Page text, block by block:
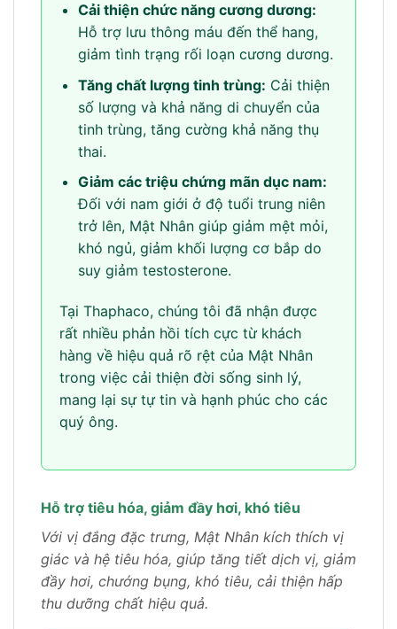
Cải thiện chức năng cương dương:
Hỗ trợ lưu thông máu đến thể hang,
giảm tình trạng rối loạn cương dương.
Tăng chất lượng tinh trùng: Cải thiện
số lượng và khả năng di chuyển của
tinh trùng, tăng cường khả năng thụ
thai.
Giảm các triệu chứng mãn dục nam:
Đối với nam giới ở độ tuổi trung niên
trở lên, Mật Nhân giúp giảm mệt mỏi,
khó ngủ, giảm khối lượng cơ bắp do
suy giảm testosterone.
Tại Thaphaco, chúng tôi đã nhận được
rất nhiều phản hồi tích cực từ khách
hàng về hiệu quả rõ rệt của Mật Nhân
trong việc cải thiện đời sống sinh lý,
mang lại sự tự tin và hạnh phúc cho các
quý ông.
Hỗ trợ tiêu hóa, giảm đầy hơi, khó tiêu
Với vị đắng đặc trưng, Mật Nhân kích thích vị
giác và hệ tiêu hóa, giúp tăng tiết dịch vị, giảm
đầy hơi, chướng bụng, khó tiêu, cải thiện hấp
thu dưỡng chất hiệu quả.